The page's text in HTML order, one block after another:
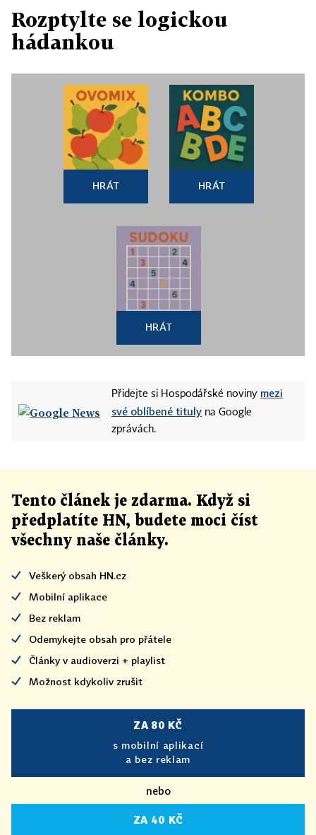
Rozptylte se logickou
hádankou
HRÁT HRÁT
HRÁT
Přidejte si Hospodářské noviny mezi
své oblíbené tituly na Google
zprávách.
Tento článek je zdarma. Když si
předplatíte HN, budete moci číst
všechny naše články.
Veškerý obsah HN.cz
Mobilní aplikace
Bez reklam
Odemykejte obsah pro přátele
Články v audioverzi + playlist
Možnost kdykoliv zrušit
ZA 80 KČ
s mobilní aplikací
a bez reklam
nebo
ZA 40 KČ